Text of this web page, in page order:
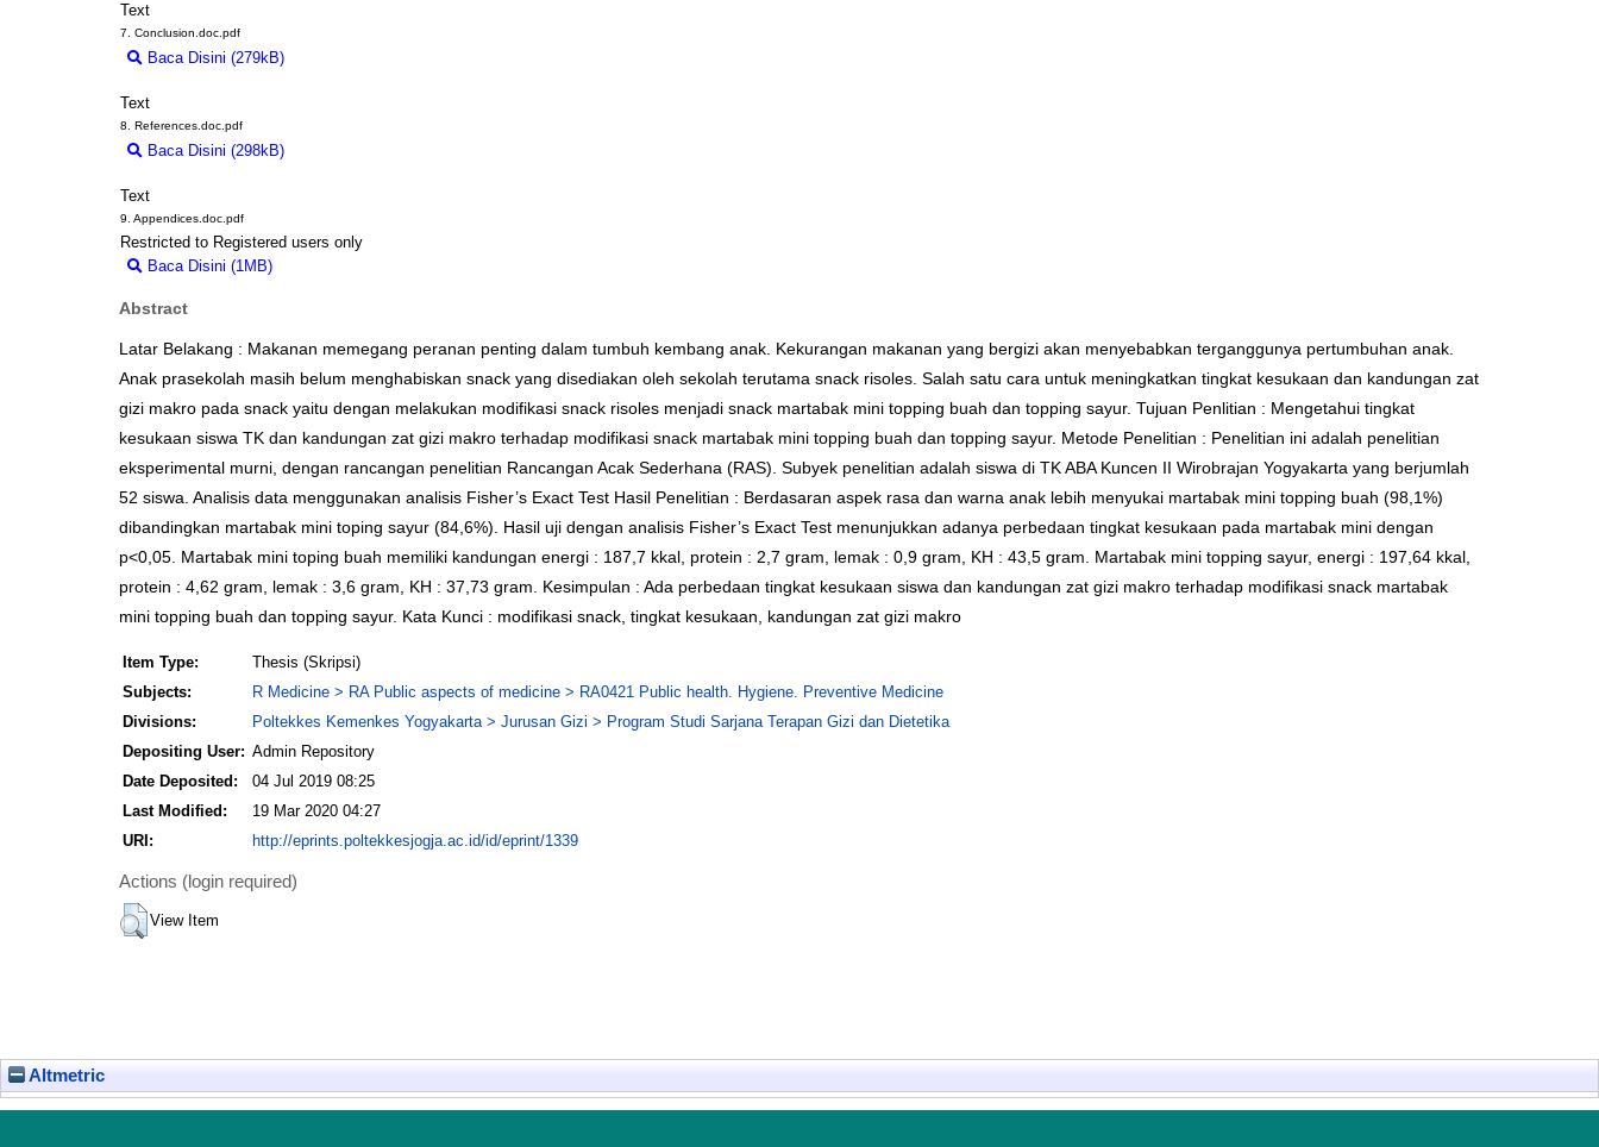
Text
7. Conclusion.doc.pdf
Baca Disini (279kB)
Text
8. References.doc.pdf
Baca Disini (298kB)
Text
9. Appendices.doc.pdf
Restricted to Registered users only
Baca Disini (1MB)
Abstract
Latar Belakang : Makanan memegang peranan penting dalam tumbuh kembang anak. Kekurangan makanan yang bergizi akan menyebabkan terganggunya pertumbuhan anak.
Anak prasekolah masih belum menghabiskan snack yang disediakan oleh sekolah terutama snack risoles. Salah satu cara untuk meningkatkan tingkat kesukaan dan kandungan zat
gizi makro pada snack yaitu dengan melakukan modifikasi snack risoles menjadi snack martabak mini topping buah dan topping sayur. Tujuan Penlitian : Mengetahui tingkat
kesukaan siswa TK dan kandungan zat gizi makro terhadap modifikasi snack martabak mini topping buah dan topping sayur. Metode Penelitian : Penelitian ini adalah penelitian
eksperimental murni, dengan rancangan penelitian Rancangan Acak Sederhana (RAS). Subyek penelitian adalah siswa di TK ABA Kuncen II Wirobrajan Yogyakarta yang berjumlah
52 siswa. Analisis data menggunakan analisis Fisher’s Exact Test Hasil Penelitian : Berdasaran aspek rasa dan warna anak lebih menyukai martabak mini topping buah (98,1%)
dibandingkan martabak mini toping sayur (84,6%). Hasil uji dengan analisis Fisher’s Exact Test menunjukkan adanya perbedaan tingkat kesukaan pada martabak mini dengan
p<0,05. Martabak mini toping buah memiliki kandungan energi : 187,7 kkal, protein : 2,7 gram, lemak : 0,9 gram, KH : 43,5 gram. Martabak mini topping sayur, energi : 197,64 kkal,
protein : 4,62 gram, lemak : 3,6 gram, KH : 37,73 gram. Kesimpulan : Ada perbedaan tingkat kesukaan siswa dan kandungan zat gizi makro terhadap modifikasi snack martabak
mini topping buah dan topping sayur. Kata Kunci : modifikasi snack, tingkat kesukaan, kandungan zat gizi makro
Item Type:
Thesis (Skripsi)
Subjects:
R Medicine > RA Public aspects of medicine > RA0421 Public health. Hygiene. Preventive Medicine
Divisions:
Poltekkes Kemenkes Yogyakarta > Jurusan Gizi > Program Studi Sarjana Terapan Gizi dan Dietetika
Depositing User: Admin Repository
Date Deposited:
04 Jul 2019 08:25
Last Modified:
19 Mar 2020 04:27
URI:
http://eprints.poltekkesjogja.ac.id/id/eprint/1339
Actions (login required)
View Item
Altmetric